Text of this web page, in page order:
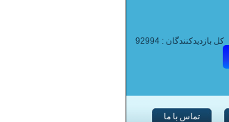
کل بازدیدکنندگان : 92994
تماس با ما